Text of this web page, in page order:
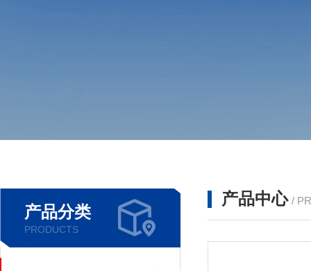
产品分类
PRODUCTS
产品中心 /